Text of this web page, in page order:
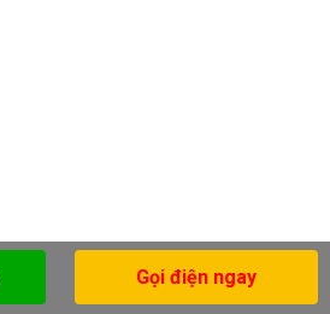
Gọi điện ngay